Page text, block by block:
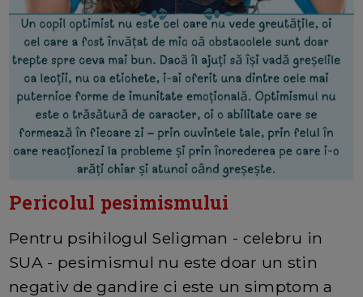
Pericolul pesimismului
Pentru psihilogul Seligman - celebru in
SUA - pesimismul nu este doar un stin
negativ de gandire ci este un simptom a